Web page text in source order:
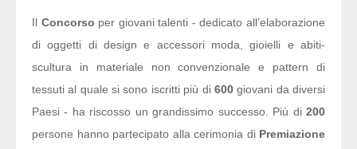
Il Concorso per giovani talenti - dedicato all’elaborazione
di oggetti di design e accessori moda, gioielli e abiti-
scultura in materiale non convenzionale e pattern di
tessuti al quale si sono iscritti più di 600giovani da diversi
Paesi - ha riscosso un grandissimo successo. Più di 200
persone hanno partecipato alla cerimonia di Premiazione